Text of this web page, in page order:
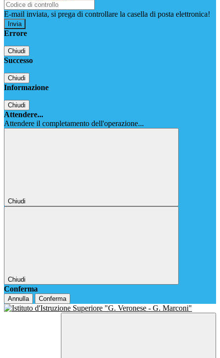
E-mail inviata, si prega di controllare la casella di posta elettronica!
Errore
Chiudi
Successo
Chiudi
Informazione
Chiudi
Attendere...
Attendere il completamento dell'operazione...
Chiudi
Chiudi
Conferma
Annulla Conferma